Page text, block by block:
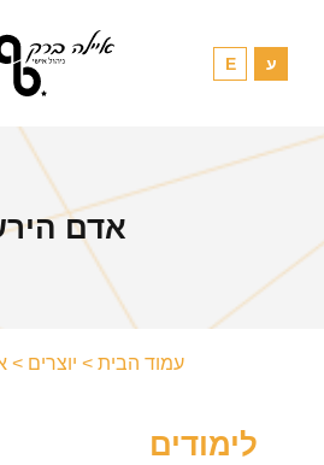
אדם
עמוד הבית > יוצרים >
לימודים